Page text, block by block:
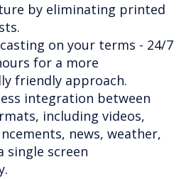
by eliminating printed
on your terms - 24/7
for a more
friendly approach.
integration between
including videos,
news, weather,
single screen